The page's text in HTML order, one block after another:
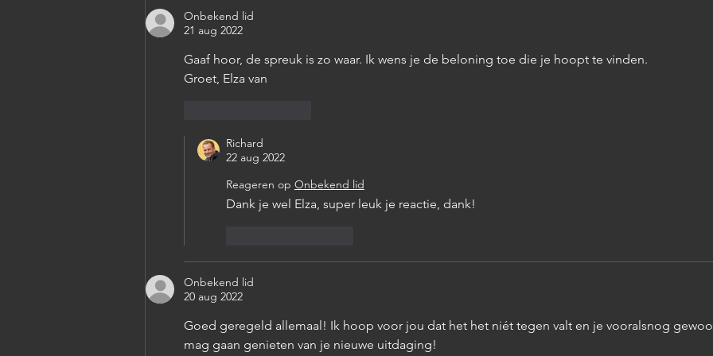
Onbekend lid
21 aug 2022
Gaaf hoor, de spreuk is zo waar. Ik wens je de beloning toe die je hoopt te vinden.
Groet, Elza van
Richard
22 aug 2022
Reageren op Onbekend lid
Dank je wel Elza, super leuk je reactie, dank!
Onbekend lid
20 aug 2022
Goed geregeld allemaal! Ik hoop voor jou dat het het niét tegen valt en je vooralsnog
mag gaan genieten van je nieuwe uitdaging!